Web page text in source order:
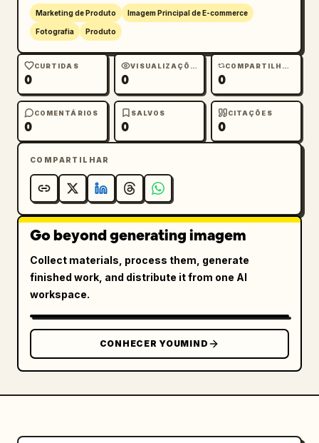
Marketing de Produto Imagem Principal de E-commerce
Fotografia Produto
CURTIDAS
0
VISUALIZAÇÕES
0
COMPARTILHAMENTOS
0
COMENTÁRIOS
0
SALVOS
0
CITAÇÕES
0
COMPARTILHAR
Go beyond generating imagem
Collect materials, process them, generate
finished work, and distribute it from one AI
workspace.
CONHECER YOUMIND